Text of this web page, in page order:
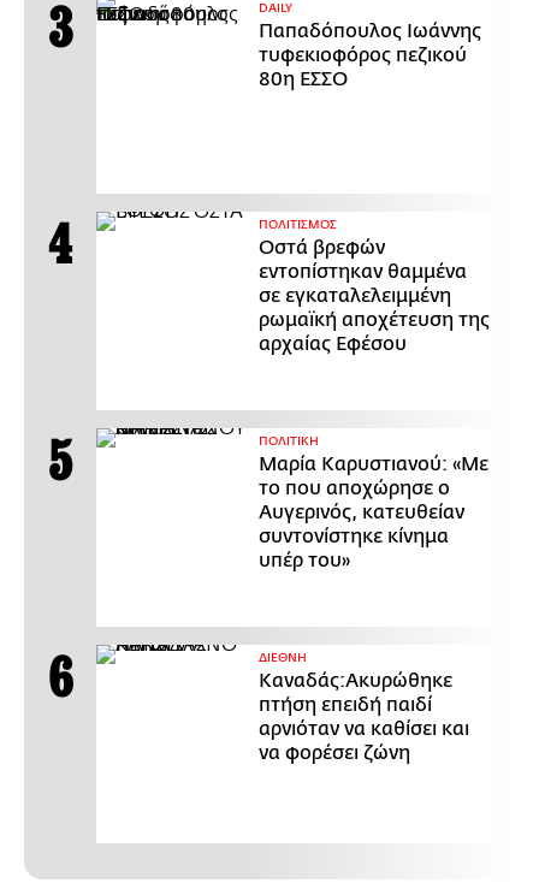
DAILY
Παπαδόπουλος Ιωάννης
τυφεκιοφόρος πεζικού
80η ΕΣΣΟ
ΠΟΛΙΤΙΣΜΟΣ
Οστά βρεφών
εντοπίστηκαν θαμμένα
σε εγκαταλελειμμένη
ρωμαϊκή αποχέτευση της
αρχαίας Εφέσου
ΠΟΛΙΤΙΚΗ
Μαρία Καρυστιανού: «Με
το που αποχώρησε ο
Αυγερινός, κατευθείαν
συντονίστηκε κίνημα
υπέρ του»
ΔΙΕΘΝΗ
Καναδάς:Ακυρώθηκε
πτήση επειδή παιδί
αρνιόταν να καθίσει και
να φορέσει ζώνη